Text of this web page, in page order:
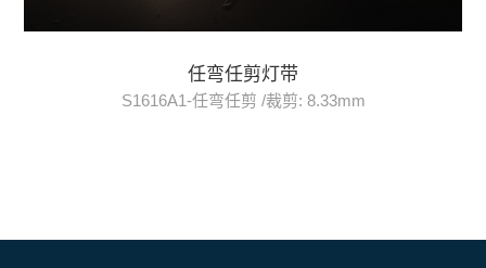
任弯任剪灯带
S1616A1-任弯任剪 /裁剪: 8.33mm